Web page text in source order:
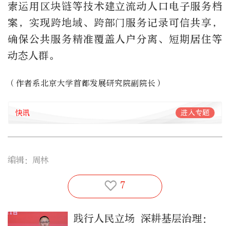
索运用区块链等技术建立流动人口电子服务档
案，实现跨地域、跨部门服务记录可信共享，
确保公共服务精准覆盖人户分离、短期居住等
动态人群。
（作者系北京大学首都发展研究院副院长）
快讯 进入专题
编辑：周林
7
践行人民立场 深耕基层治理：